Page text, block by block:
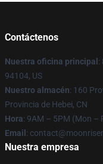
Contáctenos
Nuestra oficina principal :
94104, US
Nuestro almacén: 160
Provincia de Hebei, CN
Hora: 9AM – 5PM (Mon –
Email :
Nuestra empresa